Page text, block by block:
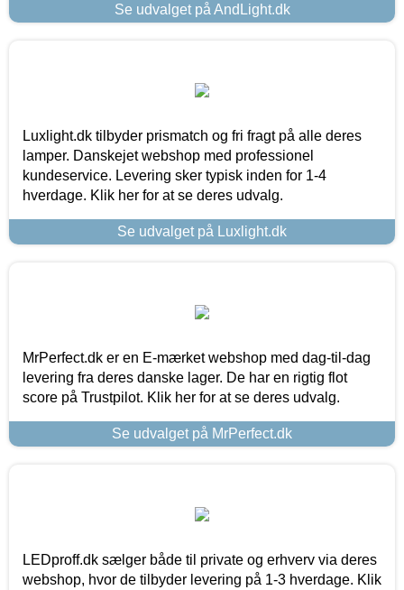
Se udvalget på AndLight.dk
Luxlight.dk tilbyder prismatch og fri fragt på alle deres
lamper. Danskejet webshop med professionel
kundeservice. Levering sker typisk inden for 1-4
hverdage. Klik her for at se deres udvalg.
Se udvalget på Luxlight.dk
MrPerfect.dk er en E-mærket webshop med dag-til-dag
levering fra deres danske lager. De har en rigtig flot
score på Trustpilot. Klik her for at se deres udvalg.
Se udvalget på MrPerfect.dk
LEDproff.dk sælger både til private og erhverv via deres
webshop, hvor de tilbyder levering på 1-3 hverdage. Klik